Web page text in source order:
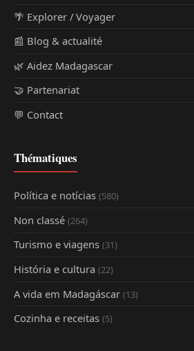
🌴 Explorer / Voyager
📰 Blog & actualité
🌿 Aidez Madagascar
🤝 Partenariat
💬 Contact
Thématiques
Política e notícias (580)
Non classé (264)
Turismo e viagens (31)
História e cultura (22)
A vida em Madagáscar (13)
Cozinha e receitas (5)